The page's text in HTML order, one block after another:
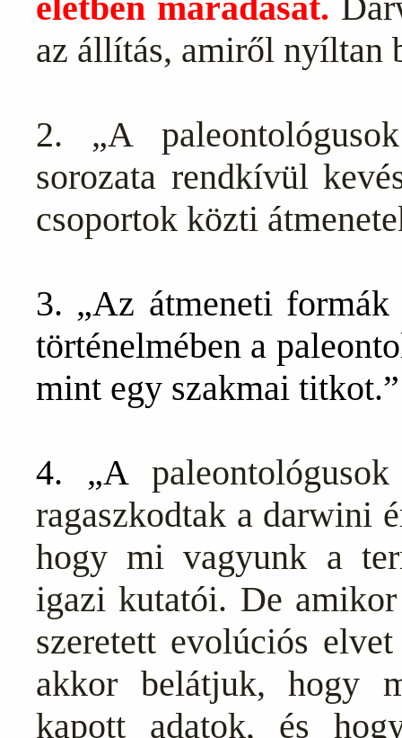
az állítás, amiről nyíltan
2. „A
sorozata rendkívül
csoportok közti
3. „Az átmeneti
történelmében a
mint egy szakmai titkot.”
4. „A
ragaszkodtak a darwini
hogy mi vagyunk a
igazi kutatói. De amikor
szeretett evolúciós
akkor belátjuk, hogy
kapott adatok, és